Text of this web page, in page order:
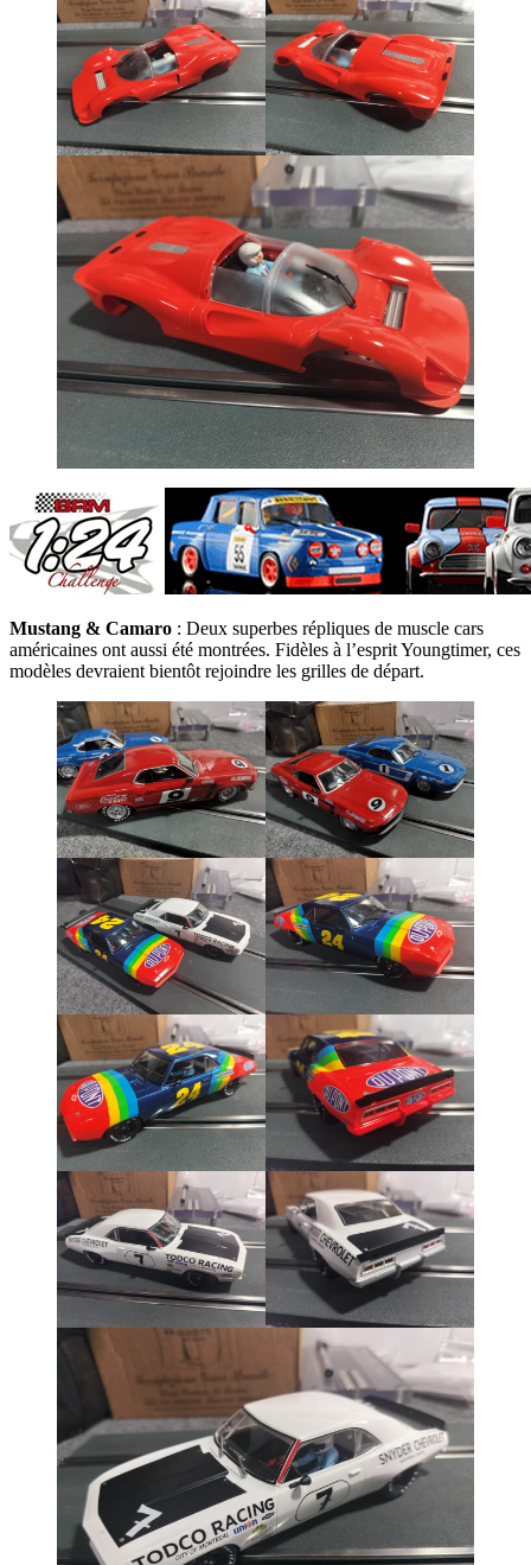
Mustang & Camaro : Deux superbes répliques de muscle cars
américaines ont aussi été montrées. Fidèles à l’esprit Youngtimer, ces
modèles devraient bientôt rejoindre les grilles de départ.